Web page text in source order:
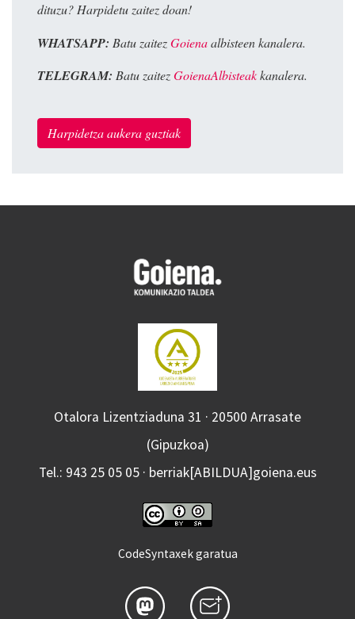
dituzu? Harpidetu zaitez doan!
WHATSAPP: Batu zaitezGoienaalbisteen kanalera.
TELEGRAM: Batu zaitezGoienaAlbisteakkanalera.
Harpidetza aukera guztiak
Otalora Lizentziaduna 31 · 20500 Arrasate
(Gipuzkoa)
Tel.: 943 25 05 05 · berriak[ABILDUA]goiena.eus
CodeSyntaxek garatua